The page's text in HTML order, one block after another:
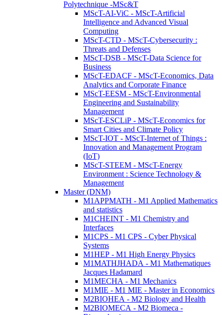
Polytechnique -MSc&T
MScT-AI-ViC - MScT-Artificial
Intelligence and Advanced Visual
Computing
MScT-CTD - MScT-Cybersecurity :
Threats and Defenses
MScT-DSB - MScT-Data Science for
Business
MScT-EDACF - MScT-Economics, Data
Analytics and Corporate Finance
MScT-EESM - MScT-Environmental
Engineering and Sustainability
Management
MScT-ESCLiP - MScT-Economics for
Smart Cities and Climate Policy
MScT-IOT - MScT-Internet of Things :
Innovation and Management Program
(IoT)
MScT-STEEM - MScT-Energy
Environment : Science Technology &
Management
Master (DNM)
M1APPMATH - M1 Applied Mathematics
and statistics
M1CHEINT - M1 Chemistry and
Interfaces
M1CPS - M1 CPS - Cyber Physical
Systems
M1HEP - M1 High Energy Physics
M1MATHJHADA - M1 Mathematiques
Jacques Hadamard
M1MECHA - M1 Mechanics
M1MIE - M1 MIE - Master in Economics
M2BIOHEA - M2 Biology and Health
M2BIOMECA - M2 Biomeca -